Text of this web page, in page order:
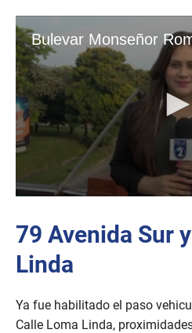
79 Avenida Sur
Linda
Ya fue habilitado el paso
Calle Loma Linda,